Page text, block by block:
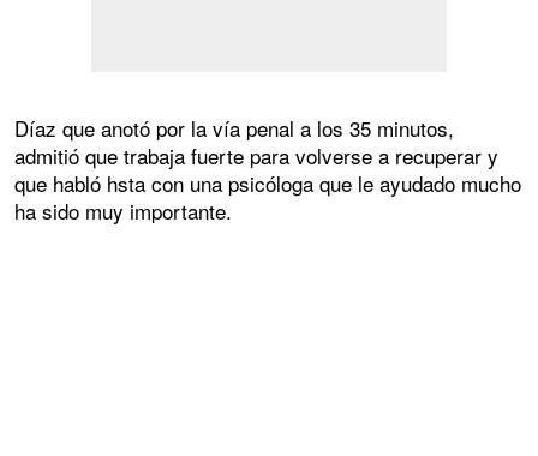
Díaz que anotó por la vía penal a los 35 minutos,
admitió que trabaja fuerte para volverse a recuperar y
que habló hsta con una psicóloga que le ayudado mucho
ha sido muy importante.